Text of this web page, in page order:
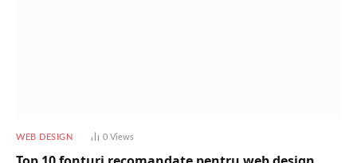
WEB DESIGN 0 Views